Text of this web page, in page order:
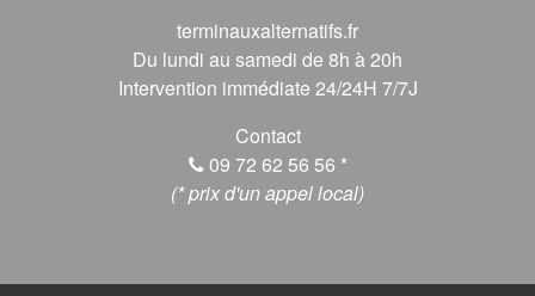
terminauxalternatifs.fr
Du lundi au samedi de 8h à 20h
Intervention immédiate 24/24H 7/7J
Contact
09 72 62 56 56 *
(* prix d'un appel local)